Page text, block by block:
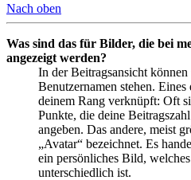
Nach oben
Was sind das für Bilder, die bei
angezeigt werden?
In der Beitragsansicht
Benutzernamen stehen.
deinem Rang verknüpft: Oft
Punkte, die deine
angeben. Das andere, meist
„Avatar“ bezeichnet. Es
ein persönliches Bild,
unterschiedlich ist.